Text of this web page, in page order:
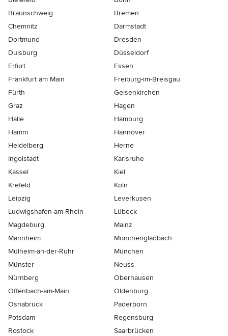
Braunschweig
Bremen
Chemnitz
Darmstadt
Dortmund
Dresden
Duisburg
Düsseldorf
Erfurt
Essen
Frankfurt am Main
Freiburg-im-Breisgau
Fürth
Gelsenkirchen
Graz
Hagen
Halle
Hamburg
Hamm
Hannover
Heidelberg
Herne
Ingolstadt
Karlsruhe
Kassel
Kiel
Krefeld
Köln
Leipzig
Leverkusen
Ludwigshafen-am-Rhein
Lübeck
Magdeburg
Mainz
Mannheim
Mönchen­gladbach
Mülheim-an-der-Ruhr
München
Münster
Neuss
Nürnberg
Oberhausen
Offenbach-am-Main
Oldenburg
Osnabrück
Paderborn
Potsdam
Regensburg
Rostock
Saarbrücken